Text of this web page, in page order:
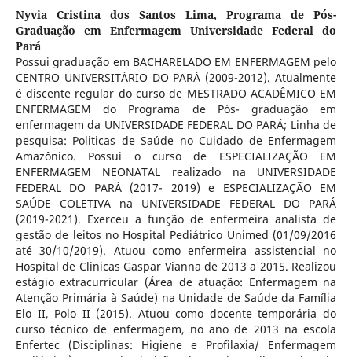
Nyvia Cristina dos Santos Lima,Programa de Pós-
Graduação em Enfermagem Universidade Federal do
Pará
Possui graduação em BACHARELADO EM ENFERMAGEM pelo
CENTRO UNIVERSITÁRIO DO PARÁ (2009-2012). Atualmente
é discente regular do curso de MESTRADO ACADÊMICO EM
ENFERMAGEM do Programa de Pós- graduação em
enfermagem da UNIVERSIDADE FEDERAL DO PARÁ; Linha de
pesquisa: Politicas de Saúde no Cuidado de Enfermagem
Amazônico. Possui o curso de ESPECIALIZAÇÃO EM
ENFERMAGEM NEONATAL realizado na UNIVERSIDADE
FEDERAL DO PARÁ (2017- 2019) e ESPECIALIZAÇÃO EM
SAÚDE COLETIVA na UNIVERSIDADE FEDERAL DO PARÁ
(2019-2021). Exerceu a função de enfermeira analista de
gestão de leitos no Hospital Pediátrico Unimed (01/09/2016
até 30/10/2019). Atuou como enfermeira assistencial no
Hospital de Clinicas Gaspar Vianna de 2013 a 2015. Realizou
estágio extracurricular (Área de atuação: Enfermagem na
Atenção Primária à Saúde) na Unidade de Saúde da Família
Elo II, Polo II (2015). Atuou como docente temporária do
curso técnico de enfermagem, no ano de 2013 na escola
Enfertec (Disciplinas: Higiene e Profilaxia/ Enfermagem